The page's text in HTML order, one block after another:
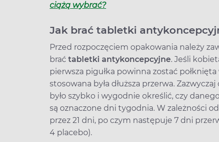
ciążą wybrać?
Jak brać tabletki
Przed rozpoczęciem opakowania należy
brać tabletki antykoncepcyjne. Jeśli
pierwsza pigułka powinna zostać
stosowana była dłuższa przerwa.
było szybko i wygodnie określić, czy
są oznaczone dni tygodnia. W zależności
przez 21 dni, po czym następuje 7 dni
4 placebo).